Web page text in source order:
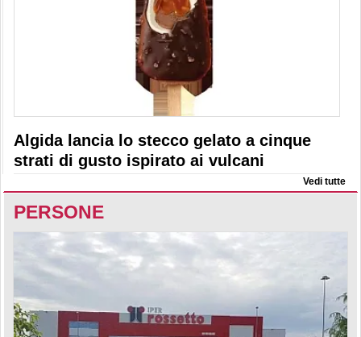
Algida lancia lo stecco gelato a cinque
strati di gusto ispirato ai vulcani
Vedi tutte
PERSONE